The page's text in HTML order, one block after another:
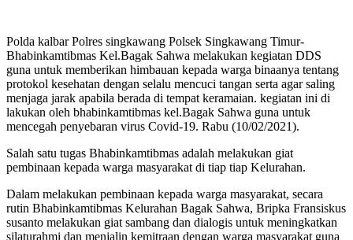
Polda kalbar Polres singkawang Polsek Singkawang Timur-
Bhabinkamtibmas Kel.Bagak Sahwa melakukan kegiatan DDS
guna untuk memberikan himbauan kepada warga binaanya tentang
protokol kesehatan dengan selalu mencuci tangan serta agar saling
menjaga jarak apabila berada di tempat keramaian. kegiatan ini di
lakukan oleh bhabinkamtibmas kel.Bagak Sahwa guna untuk
mencegah penyebaran virus Covid-19. Rabu (10/02/2021).
Salah satu tugas Bhabinkamtibmas adalah melakukan giat
pembinaan kepada warga masyarakat di tiap tiap Kelurahan.
Dalam melakukan pembinaan kepada warga masyarakat, secara
rutin Bhabinkamtibmas Kelurahan Bagak Sahwa, Bripka Fransiskus
susanto melakukan giat sambang dan dialogis untuk meningkatkan
silaturahmi dan menjalin kemitraan dengan warga masyarakat guna